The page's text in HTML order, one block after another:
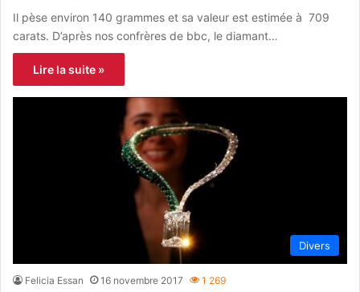
Il pèse environ 140 grammes et sa valeur est estimée à 709
carats. D’après nos confrères de bbc, le diamant…
Lire la suite »
Divers
Felicia Essan 16 novembre 2017 1 269